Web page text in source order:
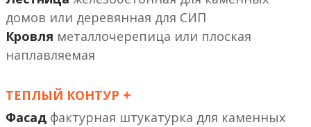
или деревянная
Кровля металлочерепица или плоская
наплавляемая
ТЕПЛЫЙ КОНТУР +
Фасад фактурная штукатурка